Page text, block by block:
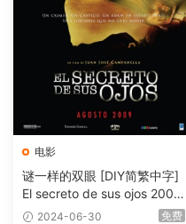
电影
谜一样的双眼 [DIY简繁中字]
El secreto de sus ojos 2009
1080p Blu-ray AVC DTS-HD
2024-06-30 免费